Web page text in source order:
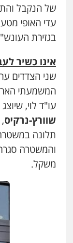
של הנקבל
עדי האופי
בגזירת
אינו כשיר
שני הצדדים
המשמעתי
עו"ד לוי,
שוורץ-נרקיס
תלונה
והמשטרה
משקל.